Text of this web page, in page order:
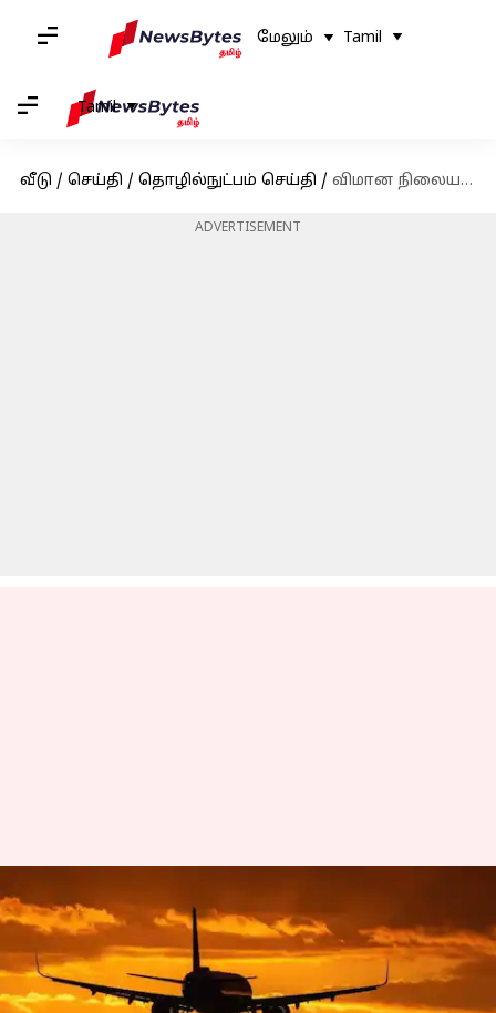
மேலும் Tamil
Tamil
வீடு / செய்தி / தொழில்நுட்பம் செய்தி / விமான நிலையத்திற்கு அருகில் வசிக்கிறீர்களா? நீங்கள் விரைவில் 5G சேவைகளை அணுகலாம்
ADVERTISEMENT
விமான நிலையத்திற்கு
அருகில் வசிக்கிறீர்களா?
நீங்கள் விரைவில் 5G
சேவைகளை அணுகலாம்